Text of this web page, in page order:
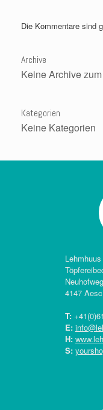
Die Kommentare sind
Archive
Keine Archive
Kategorien
Keine Kategorien
4147
T:+41(0)
E:
H:
S: